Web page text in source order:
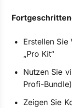
Erstellen Sie
„Pro Kit“
Nutzen Sie
Profi-Bundle)
Zeigen Sie